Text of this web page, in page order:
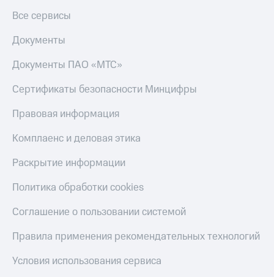
Все сервисы
Документы
Документы ПАО «МТС»
Сертификаты безопасности Минцифры
Правовая информация
Комплаенс и деловая этика
Раскрытие информации
Политика обработки cookies
Соглашение о пользовании системой
Правила применения рекомендательных технологий
Условия использования сервиса